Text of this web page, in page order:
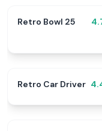
Retro Bowl 25
Retro Car Driver